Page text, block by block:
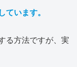
います。
る方法ですが、実